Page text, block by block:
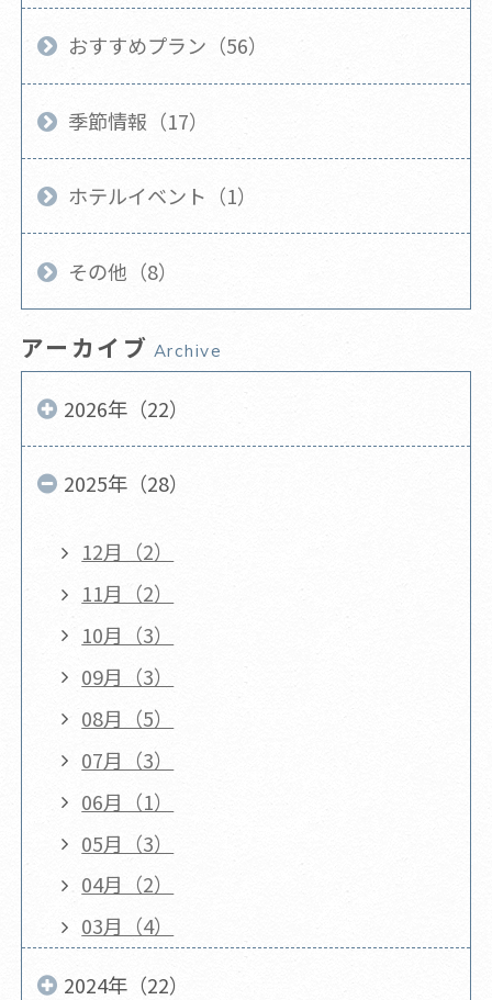
おすすめプラン（56）
季節情報（17）
ホテルイベント（1）
その他（8）
アーカイブ Archive
2026年（22）
2025年（28）
12月（2）
11月（2）
10月（3）
09月（3）
08月（5）
07月（3）
06月（1）
05月（3）
04月（2）
03月（4）
2024年（22）